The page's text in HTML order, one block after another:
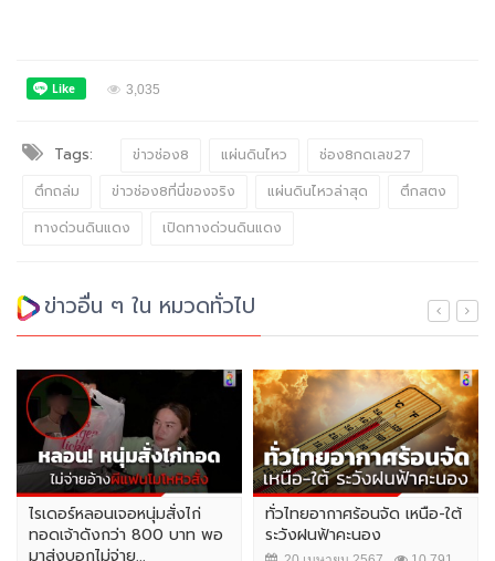
3,035
Tags: ข่าวช่อง8 แผ่นดินไหว
ช่อง8กดเลข27
ตึกถล่ม
ข่าวช่อง8ที่นี่ของจริง แผ่นดินไหวล่าสุด
ตึกสตง
ทางด่วนดินแดง
เปิดทางด่วนดินแดง
ข่าวอื่น ๆ ใน หมวดทั่วไป
ไรเดอร์หลอนเจอหนุ่มสั่งไก่
ทอดเจ้าดังกว่า 800 บาท พอ
มาส่งบอกไม่จ่าย...
ทั่วไทยอากาศร้อนจัด เหนือ-ใต้
ระวังฝนฟ้าคะนอง